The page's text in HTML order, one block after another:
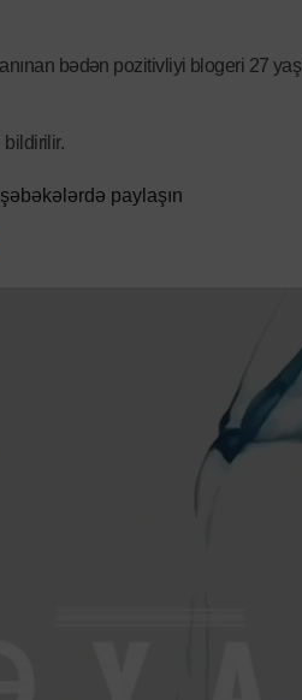
bədən pozitivliyi blogeri 27
paylaşın